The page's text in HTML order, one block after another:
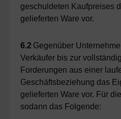
geschuldeten Kaufpreises
gelieferten Ware vor.
6.2 Gegenüber
Verkäufer bis zur
Forderungen aus einer
Geschäftsbeziehung das
gelieferten Ware vor. Für
sodann das Folgende: